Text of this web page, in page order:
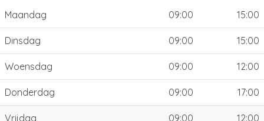
Maandag 09:00 15:00
Dinsdag 09:00 15:00
Woensdag 09:00 12:00
Donderdag 09:00 17:00
Vrijdag 09:00 12:00